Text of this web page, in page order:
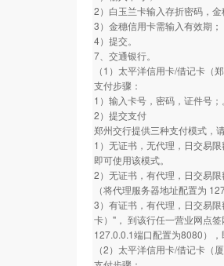
2）白玉兰卡输入存折密码，
3）金穗信用卡需输入有效期；
4）提交。
7、交通银行。
（1）太平洋信用卡/借记卡（
支付步骤：
1）输入卡号，密码，证件号；
2）提交支付
郑州交行提供三种支付模式，
1）无证书，无代理，日交易
即可使用该模式。
2）无证书，有代理，日交易
（将代理服务器地址配置为
3）有证书，有代理，日交易
卡）"， 到该行任一营业网点
127.0.0.1端口配置为8080）
（2）太平洋信用卡/借记卡（